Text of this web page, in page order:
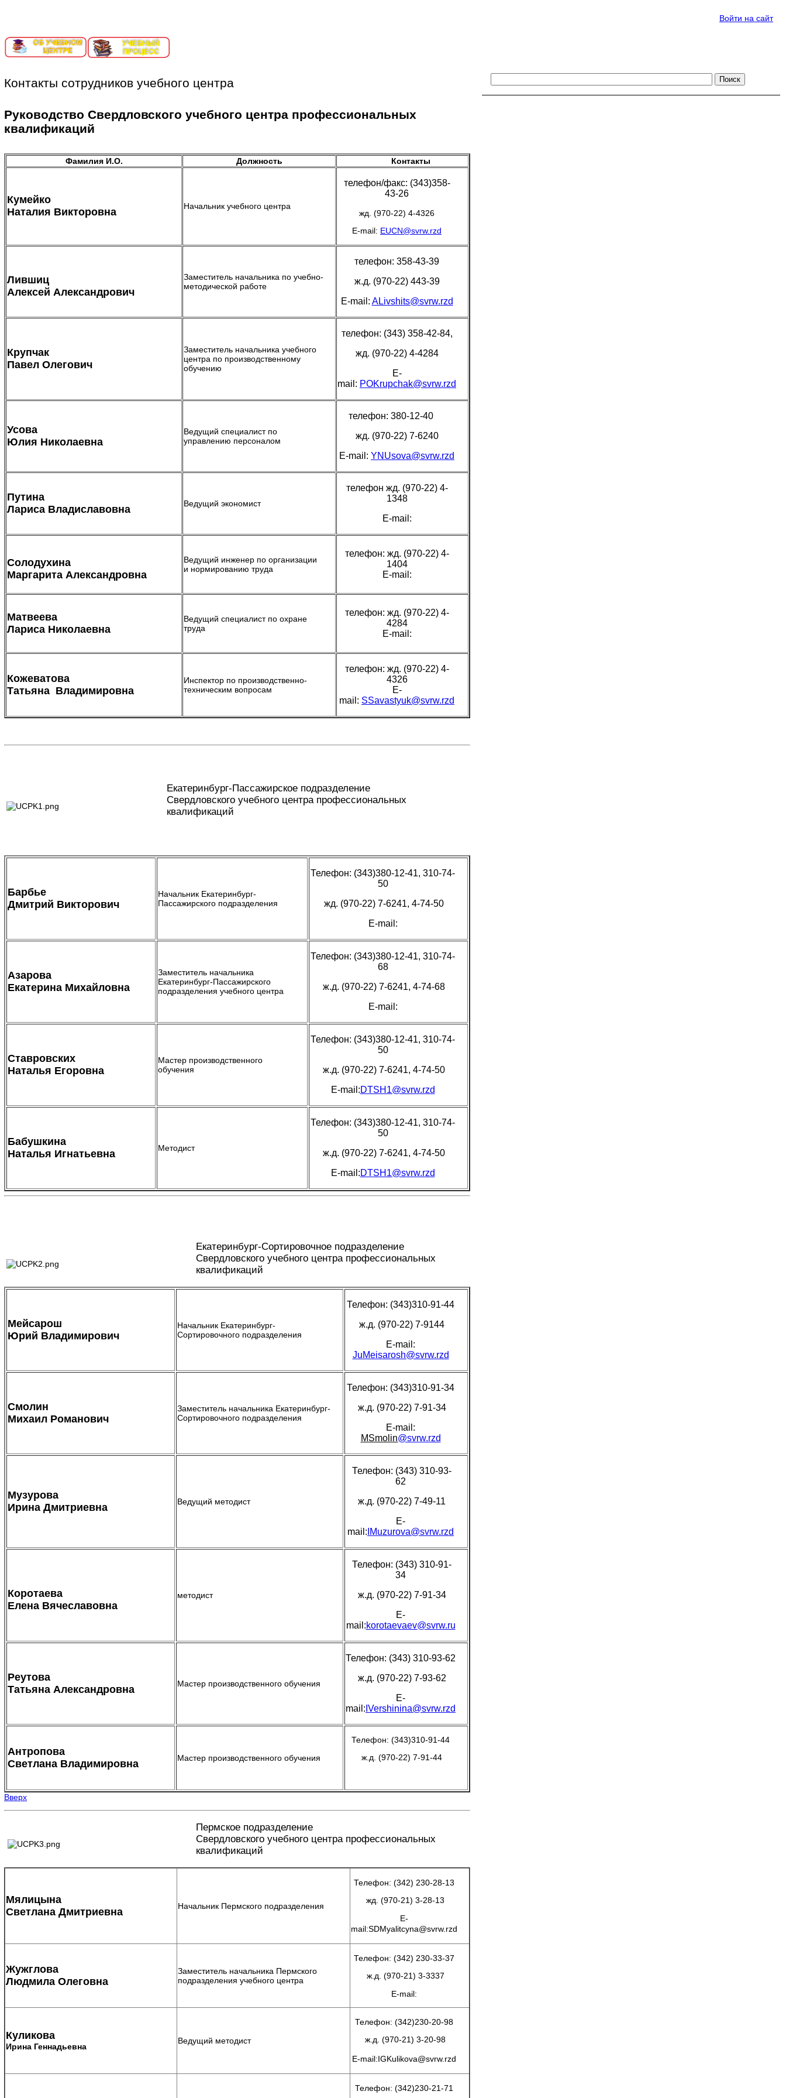
Войти на сайт
Контакты сотрудников учебного центра
Руководство Свердловского учебного центрa профессиональных
квалификаций
Фамилия И.О. Должность Контакты
Кумейко
Наталия Викторовна
Начальник учебного центра
телефон/факс: (343)358-
43-26
жд. (970-22) 4-4326
E-mail: EUCN@svrw.rzd
Лившиц
Алексей Александрович
Заместитель начальника по учебно-
методической работе
телефон: 358-43-39
ж.д. (970-22) 443-39
E-mail: ALivshits@svrw.rzd
Крупчак
Павел Олегович
Заместитель начальника учебного
центра по производственному
обучению
телефон: (343) 358-42-84,
жд. (970-22) 4-4284
E-
mail: POKrupchak@svrw.rzd
Усова
Юлия Николаевна
Ведущий специалист по
управлению персоналом
телефон: 380-12-40
жд. (970-22) 7-6240
E-mail: YNUsova@svrw.rzd
Путина
Лариса Владиславовна
Ведущий экономист
телефон жд. (970-22) 4-
1348
E-mail:
Солодухина
Маргарита Александровна
Ведущий инженер по организации
и нормированию труда
телефон: жд. (970-22) 4-
1404
E-mail:
Матвеева
Лариса Николаевна
Ведущий специалист по охране
труда
телефон: жд. (970-22) 4-
4284
E-mail:
Кожеватова
Татьяна Владимировна
Инспектор по производственно-
техническим вопросам
телефон: жд. (970-22) 4-
4326
E-
mail: SSavastyuk@svrw.rzd
Екатеринбург-Пассажирское подразделение
Свердловского учебного центра профессиональных
квалификаций
Барбье
Дмитрий Викторович
Начальник Екатеринбург-
Пассажирского подразделения
Телефон: (343)380-12-41, 310-74-
50
жд. (970-22) 7-6241, 4-74-50
E-mail:
Азарова
Екатерина Михайловна
Заместитель начальника
Екатеринбург-Пассажирского
подразделения учебного центра
Телефон: (343)380-12-41, 310-74-
68
ж.д. (970-22) 7-6241, 4-74-68
E-mail:
Ставровских
Наталья Егоровна
Мастер производственного
обучения
Телефон: (343)380-12-41, 310-74-
50
ж.д. (970-22) 7-6241, 4-74-50
E-mail:DTSH1@svrw.rzd
Бабушкина
Наталья Игнатьевна
Методист
Телефон: (343)380-12-41, 310-74-
50
ж.д. (970-22) 7-6241, 4-74-50
E-mail:DTSH1@svrw.rzd
Екатеринбург-Сортировочное подразделение
Свердловского учебного центра профессиональных
квалификаций
Мейсарош
Юрий Владимирович
Начальник Екатеринбург-
Сортировочного подразделения
Телефон: (343)310-91-44
ж.д. (970-22) 7-9144
E-mail:
JuMeisarosh@svrw.rzd
Смолин
Михаил Романович
Заместитель начальника Екатеринбург-
Сортировочного подразделения
Телефон: (343)310-91-34
ж.д. (970-22) 7-91-34
E-mail:
MSmolin@svrw.rzd
Музурова
Ирина Дмитриевна
Ведущий методист
Телефон: (343) 310-93-
62
ж.д. (970-22) 7-49-11
E-
mail: IMuzurova@svrw.rzd
Коротаева
Елена Вячеславовна
методист
Телефон: (343) 310-91-
34
ж.д. (970-22) 7-91-34
E-
mail:korotaevaev@svrw.ru
Реутова
Татьяна Александровна
Мастер производственного обучения
Телефон: (343) 310-93-62
ж.д. (970-22) 7-93-62
E-
mail: IVershinina@svrw.rzd
Антропова
Светлана Владимировна
Мастер производственного обучения
Телефон: (343)310-91-44
ж.д. (970-22) 7-91-44
Вверх
Пермское подразделение
Свердловского учебного центра профессиональных
квалификаций
Мялицына
Светлана Дмитриевна
Начальник Пермского подразделения
Телефон: (342) 230-28-13
жд. (970-21) 3-28-13
E-
mail:SDMyalitcyna@svrw.rzd
Жужглова
Людмила Олеговна
Заместитель начальника Пермского
подразделения учебного центра
Телефон: (342) 230-33-37
ж.д. (970-21) 3-3337
E-mail:
Куликова
Ирина Геннадьевна
Ведущий методист
Телефон: (342)230-20-98
ж.д. (970-21) 3-20-98
E-mail:IGKulikova@svrw.rzd
Телефон: (342)230-21-71